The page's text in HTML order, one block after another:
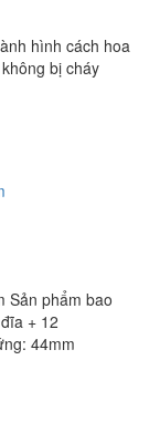
hình cách hoa
bị cháy
Sản phẩm bao
+ 12
44mm